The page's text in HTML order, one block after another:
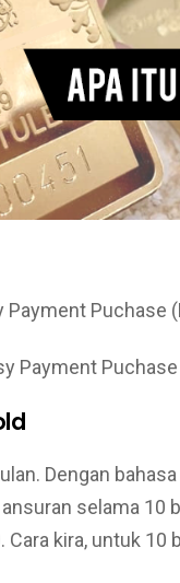
Payment Puchase
Payment
Dengan
selama 10
kira, untuk 10